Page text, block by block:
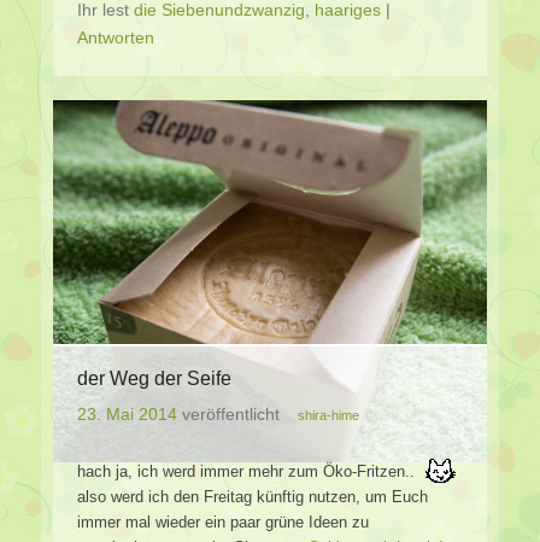
Ihr lest die Siebenundzwanzig haariges |
Antworten
der Weg der Seife
23. Mai 2014 veröffentlicht shira-hime
hach ja, ich werd immer mehr zum Öko-Fritzen..
also werd ich den Freitag künftig nutzen, um Euch
immer mal wieder ein paar grüne Ideen zu